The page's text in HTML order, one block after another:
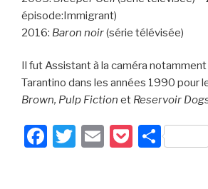
épisode:Immigrant)
2016: Baron noir(série télévisée)
Il fut Assistant à la caméra
Tarantino dans les années 1990 pour
Brown, Pulp Fiction et Reservoir
F
T
E
P P